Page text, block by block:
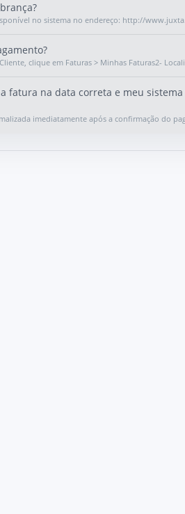
no sistema no endereço: http://
clique em Faturas > Minhas Faturas2-
fatura na data correta e meu
imediatamente após a confirmação do